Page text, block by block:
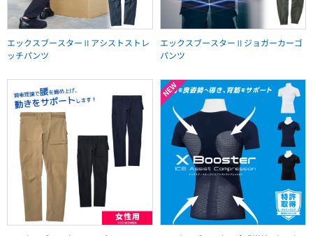
エックスブースターⅡアシストストレ
ッチパンツ
エックスブースターⅡジョガーカーゴ
パンツ